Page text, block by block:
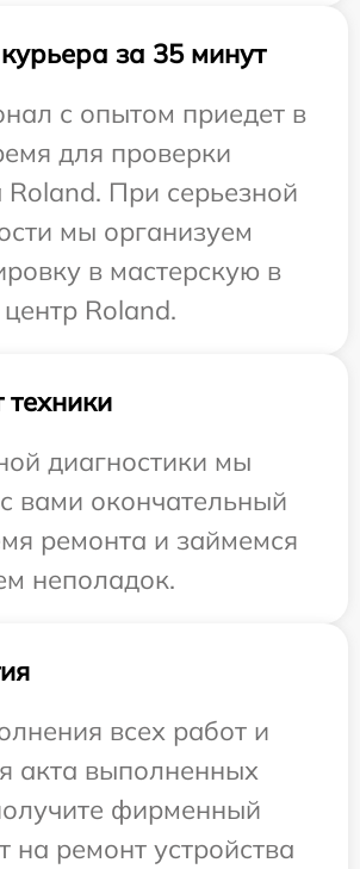
за 35 минут
с опытом приедет в
для проверки
Roland. При серьезной
мы организуем
в мастерскую в
Roland.
техники
диагностики мы
вами окончательный
ремонта и займемся
неполадок.
всех работ и
акта выполненных
фирменный
на ремонт устройства